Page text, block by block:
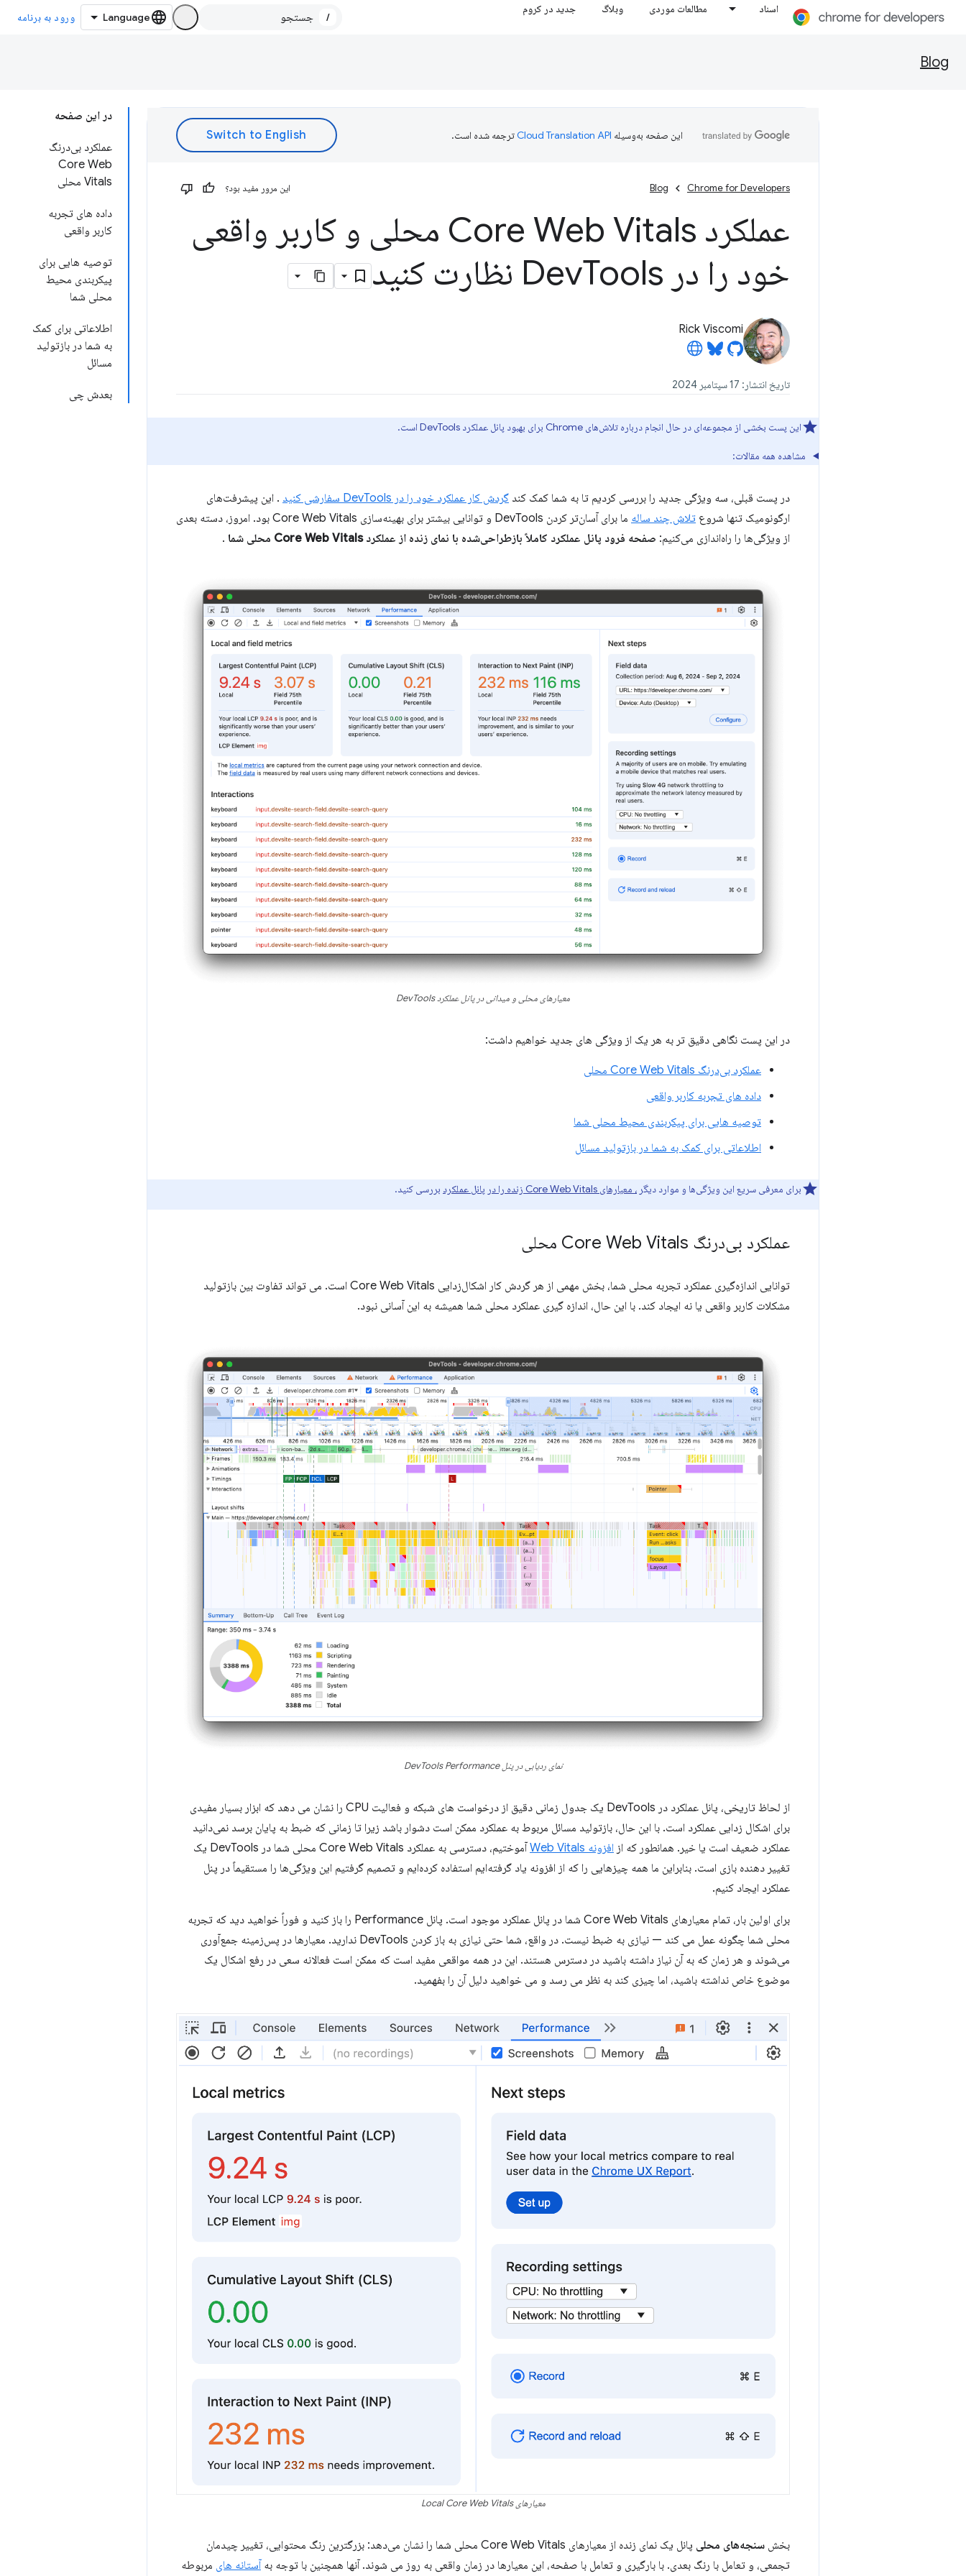
اسناد مطالعات موردی وبلاگ جدید در کروم
/ ورود به برنامه
Blog
در این صفحه
عملکرد بی‌درنگ
Core Web
Vitals محلی
داده های تجربه
کاربر واقعی
توصیه هایی برای
پیکربندی محیط
محلی شما
اطلاعاتی برای کمک
به شما در بازتولید
مسائل
بعدش چی
این صفحه به‌وسیله ترجمه شده است.
Chrome for Developers
Blog این مرور مفید بود؟
عملکرد Core Web Vitals محلی و کاربر واقعی
خود را در Dev Tools نظارت کنید
Rick Viscomi
تاریخ انتشار: 17 سپتامبر 2024
این پست بخشی از مجموعه‌ای در حال انجام درباره تلاش‌های Chrome برای بهبود پانل عملکرد DevTools است.
مشاهده همه مقالات:
در پست قبلی، سه ویژگی جدید را بررسی کردیم تا به شما کمک کند گردش کار عملکرد خود را در DevTools سفارشی کنید
. این پیشرفت‌های
ارگونومیک تنها شروع تلاش چند ساله
ما برای آسان‌تر کردن DevTools و توانایی بیشتر برای بهینه‌سازی Core Web Vitals بود. امروز، دسته بعدی
از ویژگی‌ها را راه‌اندازی می‌کنیم: صفحه فرود پانل عملکرد کاملاً بازطراحی‌شده با نمای زنده از عملکرد Core Web Vitals محلی شما .
معیارهای محلی و میدانی در پانل عملکرد DevTools
در این پست نگاهی دقیق تر به هر یک از ویژگی های جدید خواهیم داشت:
عملکرد بی‌درنگ Core Web Vitals محلی
داده های تجربه کاربر واقعی
توصیه هایی برای پیکربندی محیط محلی شما
اطلاعاتی برای کمک به شما در بازتولید مسائل
برای معرفی سریع این ویژگی‌ها و موارد دیگر ، معیارهای Core Web Vitals زنده را در پانل عملکرد بررسی کنید.
عملکرد بی‌درنگ Core Web Vitals محلی
توانایی اندازه‌گیری عملکرد تجربه محلی شما، بخش مهمی از هر گردش کار اشکال‌زدایی Core Web Vitals است. می تواند تفاوت بین بازتولید
مشکلات کاربر واقعی یا نه ایجاد کند. با این حال، اندازه گیری عملکرد محلی شما همیشه به این آسانی نبود.
نمای ردیابی در پنل DevTools Performance
از لحاظ تاریخی، پانل عملکرد در DevTools یک جدول زمانی دقیق از درخواست های شبکه و فعالیت CPU را نشان می دهد که ابزار بسیار مفیدی
برای اشکال زدایی عملکرد است. با این حال، بازتولید مسائل مربوط به عملکرد ممکن است دشوار باشد زیرا تا زمانی که ضبط به پایان برسد نمی‌دانید
عملکرد ضعیف است یا خیر. همانطور که از افزونه Web Vitals
آموختیم، دسترسی به عملکرد Core Web Vitals محلی شما در DevTools یک
تغییر دهنده بازی است. بنابراین ما همه چیزهایی را که از افزونه یاد گرفته‌ایم استفاده کرده‌ایم و تصمیم گرفتیم این ویژگی‌ها را مستقیماً در پنل
عملکرد ایجاد کنیم.
برای اولین بار، تمام معیارهای Core Web Vitals شما در پانل عملکرد موجود است. پانل Performance را باز کنید و فوراً خواهید دید که تجربه
محلی شما چگونه عمل می کند — نیازی به ضبط نیست. در واقع، شما حتی نیازی به باز کردن DevTools ندارید. معیارها در پس‌زمینه جمع‌آوری
می‌شوند و هر زمان که به آن نیاز داشته باشید در دسترس هستند. این در همه مواقعی مفید است که ممکن است فعالانه سعی در رفع اشکال یک
موضوع خاص نداشته باشید، اما چیزی کند به نظر می رسد و می خواهید دلیل آن را بفهمید.
معیارهای Local Core Web Vitals
بخش سنجه‌های محلی
پانل یک نمای زنده از معیارهای Core Web Vitals محلی شما را نشان می‌دهد: بزرگترین رنگ محتوایی، تغییر چیدمان
تجمعی، و تعامل با رنگ بعدی. با بارگیری و تعامل با صفحه، این معیارها در زمان واقعی به روز می شوند. آنها همچنین با توجه به آستانه های مربوطه